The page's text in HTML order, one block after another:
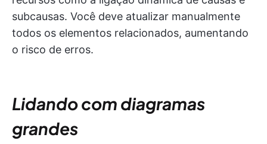
subcausas. Você deve atualizar manualmente
todos os elementos relacionados, aumentando
o risco de erros.
Lidando com diagramas
grandes